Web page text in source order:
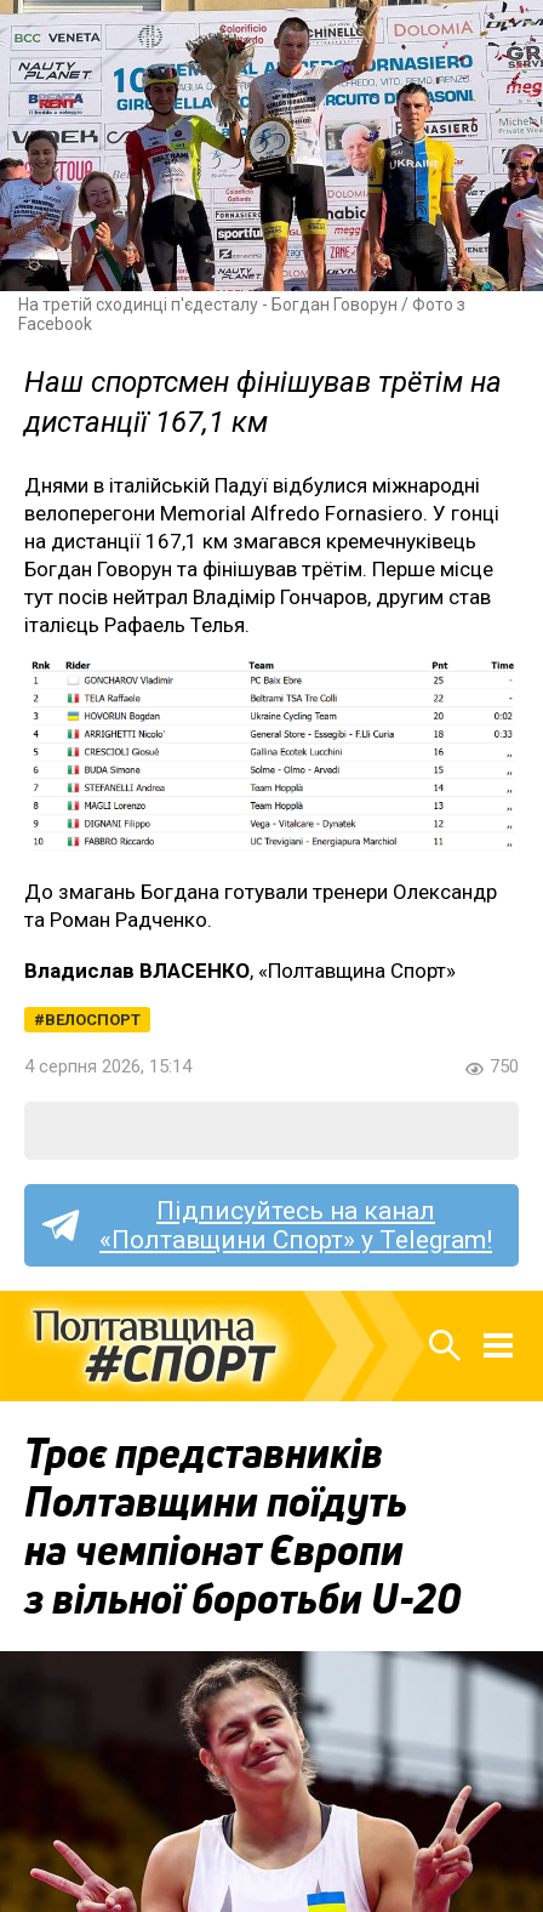
На третій сходинці п'єдесталу - Богдан Говорун / Фото з
Facebook
Наш спортсмен фінішував трётім на
дистанції 167,1 км
Днями в італійській Падуї відбулися міжнародні
велоперегони Memorial Alfredo Fornasiero. У гонці
на дистанції 167,1 км змагався кремечнуківець
Богдан Говорун та фінішував трётім. Перше місце
тут посів нейтрал Владімір Гончаров, другим став
італієць Рафаель Телья.
До змагань Богдана готували тренери Олександр
та Роман Радченко.
Владислав ВЛАСЕНКО, «Полтавщина Спорт»
ВЕЛОСПОРТ
4 серпня 2026, 15:14 750
Підписуйтесь на канал
«Полтавщини Спорт» у Telegram!
Троє представників
Полтавщини поїдуть
на чемпіонат Європи
з вільної боротьби U-20